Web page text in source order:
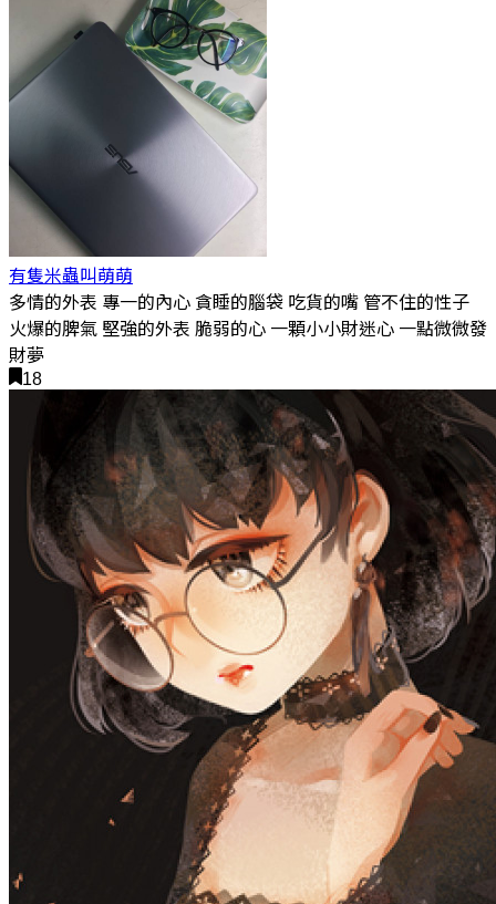
有隻米蟲叫萌萌
多情的外表 專一的內心 貪睡的腦袋 吃貨的嘴 管不住的性子
火爆的脾氣 堅強的外表 脆弱的心 一顆小小財迷心 一點微微發
財夢
18